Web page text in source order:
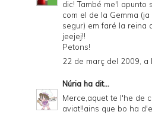
dic! També me'l apunto
com el de la Gemma
segur) em faré la reina
jeejej!!
Petons!
22 de març del 2009, a
Núria ha dit...
Merce,aquet te l'he de
aviat!!ains que bo ha